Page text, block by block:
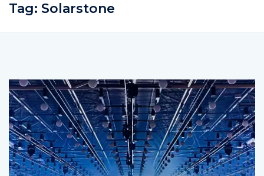
Tag: Solarstone